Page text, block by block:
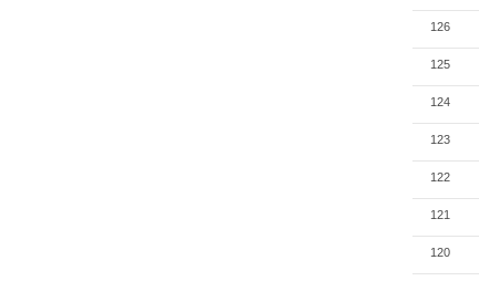
126
125
124
123
122
121
120